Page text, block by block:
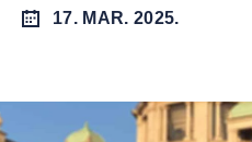
17. MAR. 2025.